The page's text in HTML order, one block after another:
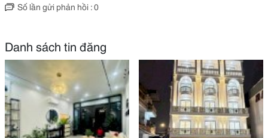
Số lần gửi phản hồi : 0
Danh sách tin đăng